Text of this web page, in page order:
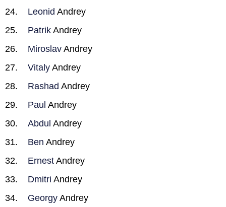
Leonid Andrey
Patrik Andrey
Miroslav Andrey
Vitaly Andrey
Rashad Andrey
Paul Andrey
Abdul Andrey
Ben Andrey
Ernest Andrey
Dmitri Andrey
Georgy Andrey